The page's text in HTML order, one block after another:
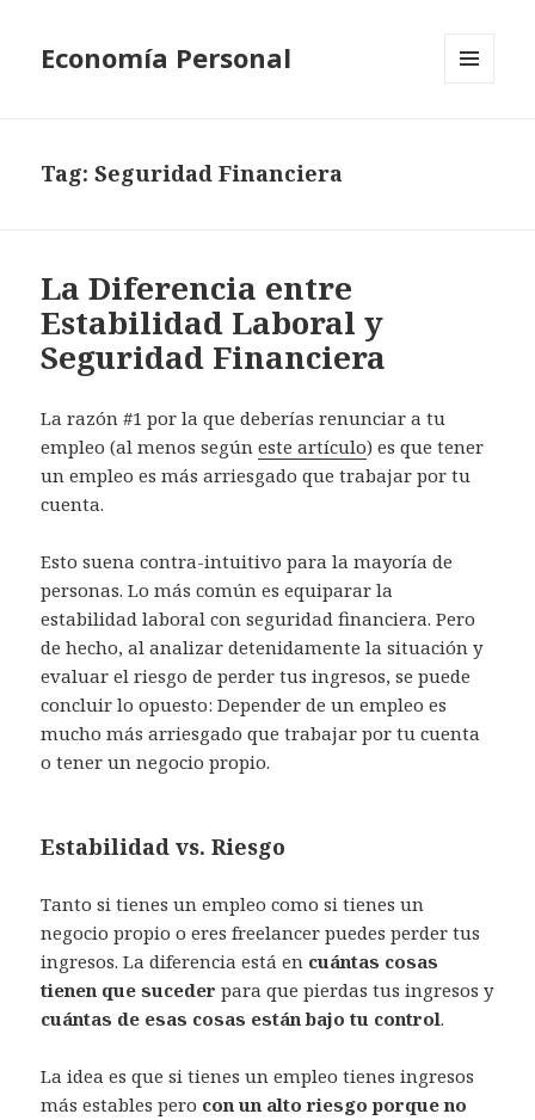
Economía Personal
Tag:Seguridad Financiera
La Diferencia entre
Estabilidad Laboral y
Seguridad Financiera
La razón #1 por la que deberías renunciar a tu
empleo (al menos segúneste artículo) es que tener
un empleo es más arriesgado que trabajar por tu
cuenta.
Esto suena contra-intuitivo para la mayoría de
personas. Lo más común es equiparar la
estabilidad laboral con seguridad financiera. Pero
de hecho, al analizar detenidamente la situación y
evaluar el riesgo de perder tus ingresos, se puede
concluir lo opuesto: Depender de un empleo es
mucho más arriesgado que trabajar por tu cuenta
o tener un negocio propio.
Estabilidad vs. Riesgo
Tanto si tienes un empleo como si tienes un
negocio propio o eres freelancer puedes perder tus
ingresos. La diferencia está en cuántas cosas
tienen que suceder para que pierdas tus ingresos y
cuántas de esas cosas están bajo tu control.
La idea es que si tienes un empleo tienes ingresos
más estables pero con un alto riesgo porque no